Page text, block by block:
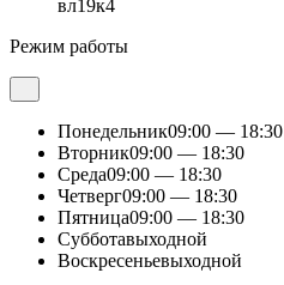
вл19к4
Режим работы
Понедельник09:00 — 18:30
Вторник09:00 — 18:30
Среда09:00 — 18:30
Четверг09:00 — 18:30
Пятница09:00 — 18:30
Субботавыходной
Воскресеньевыходной